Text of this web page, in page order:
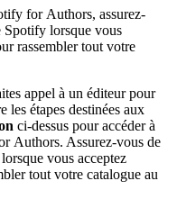
for Authors, assurez-
Spotify lorsque vous
rassembler tout votre
appel à un éditeur pour
les étapes destinées aux
ci-dessus pour accéder à
Authors. Assurez-vous de
vous acceptez
tout votre catalogue au